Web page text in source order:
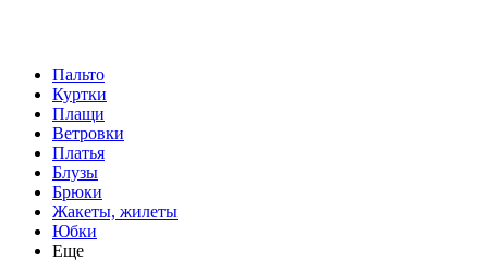
Пальто
Куртки
Плащи
Ветровки
Платья
Блузы
Брюки
Жакеты, жилеты
Юбки
Еще